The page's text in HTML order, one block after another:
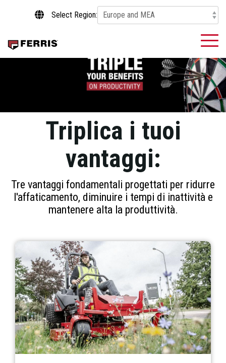
main
content.
Select Region:
Triplica i tuoi
vantaggi:
Tre vantaggi fondamentali progettati per ridurre
l'affaticamento, diminuire i tempi di inattività e
mantenere alta la produttività.